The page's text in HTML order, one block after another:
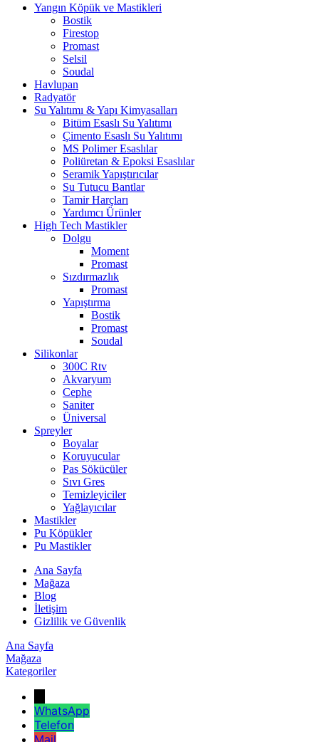
Yangın Köpük ve Mastikleri
Bostik
Firestop
Promast
Selsil
Soudal
Havlupan
Radyatör
Su Yalıtımı & Yapı Kimyasalları
Bitüm Esaslı Su Yalıtımı
Çimento Esaslı Su Yalıtımı
MS Polimer Esaslılar
Poliüretan & Epoksi Esaslılar
Seramik Yapıştırıcılar
Su Tutucu Bantlar
Tamir Harçları
Yardımcı Ürünler
High Tech Mastikler
Dolgu
Moment
Promast
Sızdırmazlık
Promast
Yapıştırma
Bostik
Promast
Soudal
Silikonlar
300C Rtv
Akvaryum
Cephe
Saniter
Üniversal
Spreyler
Boyalar
Koruyucular
Pas Sökücüler
Sıvı Gres
Temizleyiciler
Yağlayıcılar
Mastikler
Pu Köpükler
Pu Mastikler
Ana Sayfa
Mağaza
Blog
İletişim
Gizlilik ve Güvenlik
Ana Sayfa
Mağaza
Kategoriler
WhatsApp
Telefon
Mail